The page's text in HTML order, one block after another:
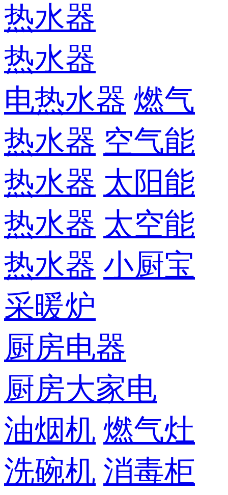
热水器
热水器
电热水器 燃气
热水器 空气能
热水器 太阳能
热水器 太空能
热水器 小厨宝
采暖炉
厨房电器
厨房大家电
油烟机 燃气灶
洗碗机 消毒柜